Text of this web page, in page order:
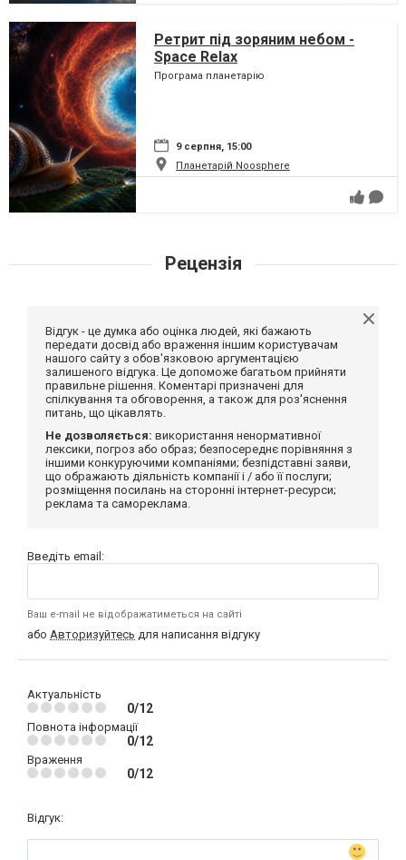
Ретрит під зоряним небом -
Space Relax
Програма планетарію
9 серпня, 15:00
Планетарій Noosphere
Рецензія
Відгук - це думка або оцінка людей, які бажають
передати досвід або враження іншим користувачам
нашого сайту з обов'язковою аргументацією
залишеного відгука. Це допоможе багатьом прийняти
правильне рішення. Коментарі призначені для
спілкування та обговорення, а також для роз'яснення
питань, що цікавлять.
Не дозволяється: використання ненормативної
лексики, погроз або образ; безпосереднє порівняння з
іншими конкуруючими компаніями; безпідставні заяви,
що ображають діяльність компанії і / або її послуги;
розміщення посилань на сторонні інтернет-ресурси;
реклама та самореклама.
Введіть email:
Ваш e-mail не відображатиметься на сайті
або Авторизуйтесь для написання відгуку
Актуальність
0/12
Повнота інформації
0/12
Враження
0/12
Відгук: